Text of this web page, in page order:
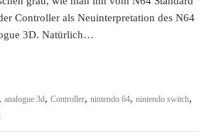
Controller als Neuinterpretation des N64
3D. Natürlich…
,analogue 3d,Controller,nintendo 64,nintendo switch,